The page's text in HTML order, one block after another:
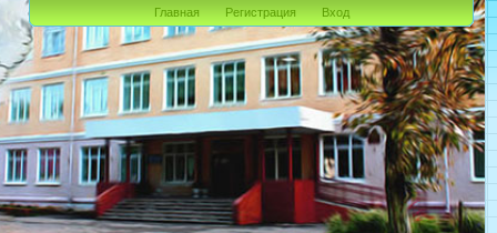
Главная Регистрация Вход